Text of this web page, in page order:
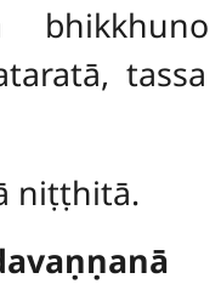
niṭṭhitā.